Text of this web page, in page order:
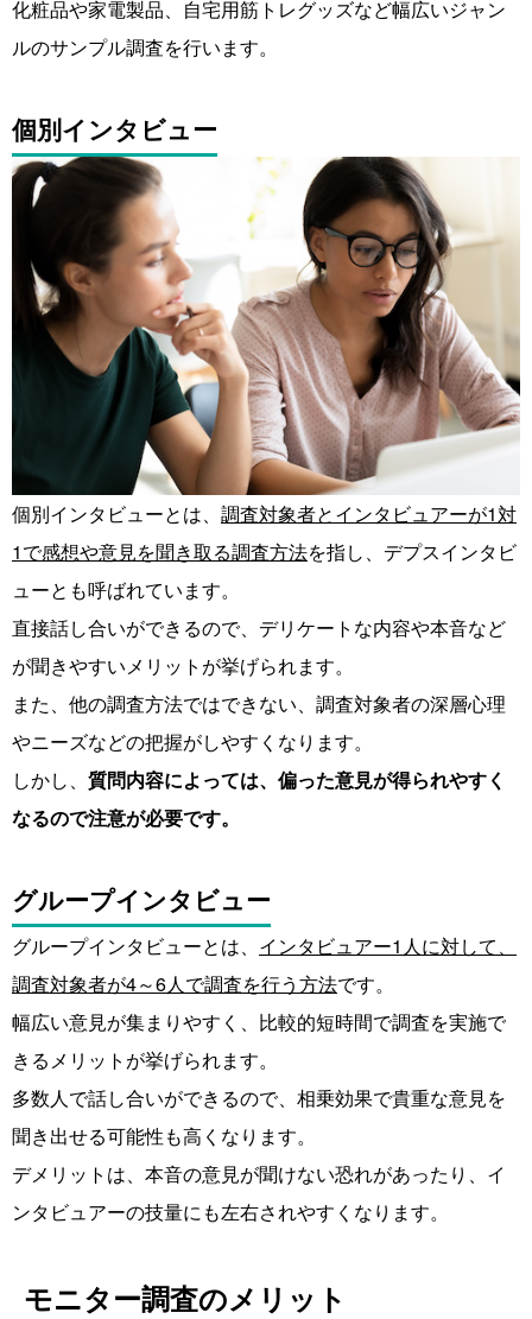
化粧品や家電製品、自宅用筋トレグッズなど幅広いジャン
ルのサンプル調査を行います。
個別インタビュー
個別インタビューとは、 調査対象者とインタビュアーが1対
1で感想や意見を聞き取る調査方法を指し、デプスインタビ
ューとも呼ばれています。
直接話し合いができるので、デリケートな内容や本音など
が聞きやすいメリットが挙げられます。
また、他の調査方法ではできない、調査対象者の深層心理
やニーズなどの把握がしやすくなります。
しかし、 質問内容によっては、偏った意見が得られやすく
なるので注意が必要です。
グループインタビュー
グループインタビューとは、 インタビュアー1人に対して、
調査対象者が4～6人で調査を行う方法です。
幅広い意見が集まりやすく、比較的短時間で調査を実施で
きるメリットが挙げられます。
多数人で話し合いができるので、相乗効果で貴重な意見を
聞き出せる可能性も高くなります。
デメリットは、本音の意見が聞けない恐れがあったり、イ
ンタビュアーの技量にも左右されやすくなります。
モニター調査のメリット